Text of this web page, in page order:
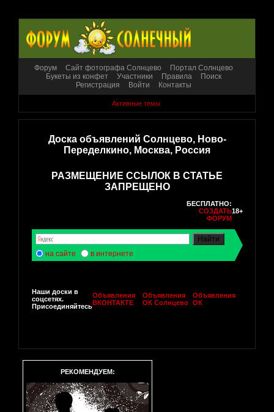
Форум Сайт фотографа Солнцево
Портал Солнцево
Букеты из конфет
Участники Правила
Поиск
Регистрация
Войти Контакты
Активные темы
Доска объявлений Солнцево, Ново-
Переделкино, Москва, Россия
РАЗМЕЩЕНИЕ ССЫЛОК В СТАТЬЕ
ЗАПРЕЩЕНО
БЕСПЛАТНО:
СОЗДАТЬ
ФОРУМ
18+
на сайте в интернете
Наши доски в
соцсетях.
Присоединяйтесь
Объявления
ВКОНТАКТЕ
Объявления
ОК Солнцево
Объявления
ОК
РЕКОМЕНДУЕМ: